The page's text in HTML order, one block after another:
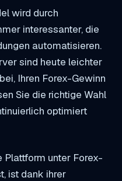
wird durch
interessanter, die
automatisieren.
sind heute leichter
Ihren Forex-Gewinn
Sie die richtige Wahl
optimiert
Plattform unter Forex-
ist dank ihrer